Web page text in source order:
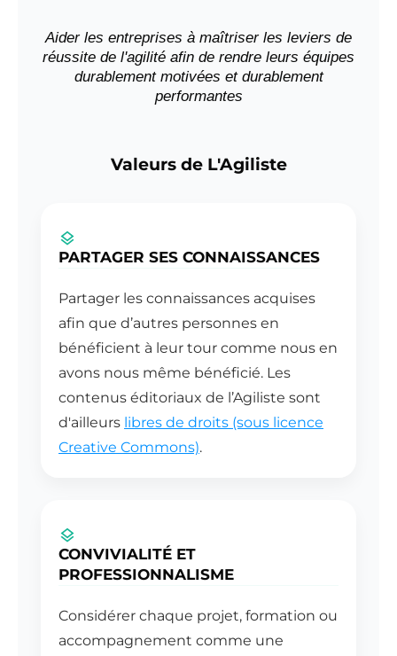
Aider les entreprises à maîtriser les leviers de
réussite de l'agilité afin de rendre leurs équipes
durablement motivées et durablement
performantes
Valeurs de L'Agiliste
PARTAGER SES CONNAISSANCES
Partager les connaissances acquises
afin que d’autres personnes en
bénéficient à leur tour comme nous en
avons nous même bénéficié. Les
contenus éditoriaux de l’Agiliste sont
d'ailleurs libres de droits (sous licence
Creative Commons).
CONVIVIALITÉ ET
PROFESSIONNALISME
Considérer chaque projet, formation ou
accompagnement comme une